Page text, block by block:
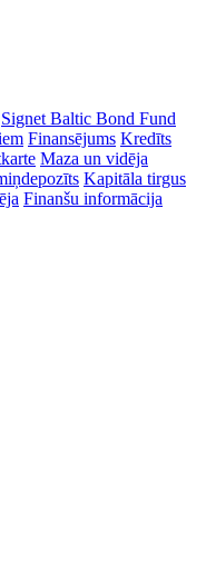
Signet Baltic Bond Fund
Finansējums Kredīts
Maza un vidēja
Kapitāla tirgus
Finanšu informācija